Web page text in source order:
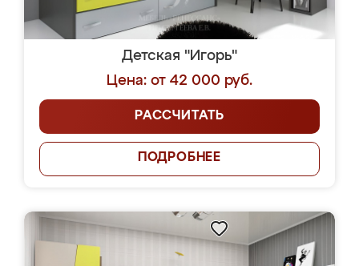
Детская "Игорь"
Цена: от 42 000 руб.
РАССЧИТАТЬ
ПОДРОБНЕЕ